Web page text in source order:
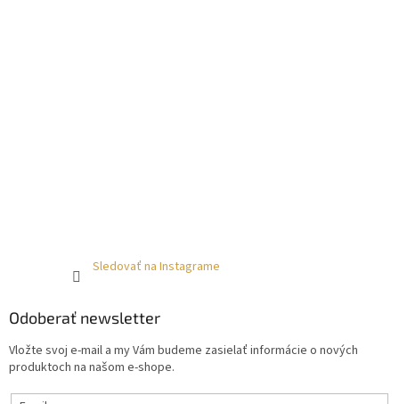
Sledovať na Instagrame
Odoberať newsletter
Vložte svoj e-mail a my Vám budeme zasielať informácie o nových
produktoch na našom e-shope.